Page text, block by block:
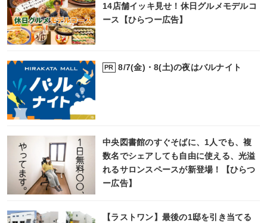
14店舗イッキ見せ！休日グルメモデルコ
ース【ひらつー広告】
PR 8/7(金)・8(土)の夜はバルナイト
中央図書館のすぐそばに、1人でも、複
数名でシェアしても自由に使える、光溢
れるサロンスペースが新登場！【ひらつ
ー広告】
【ラストワン】最後の1邸を引き当てる